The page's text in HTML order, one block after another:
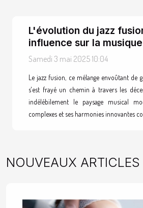
L'évolution du jazz
influence sur la
Samedi 3 mai 2025 10:04
Le jazz fusion, ce mélange envoûtant de
s'est frayé un chemin à travers les
indélébilement le paysage musical
complexes et ses harmonies innovantes
fusion Dans les tumultueuses années
Previous
NOUVEAUX ARTICLES